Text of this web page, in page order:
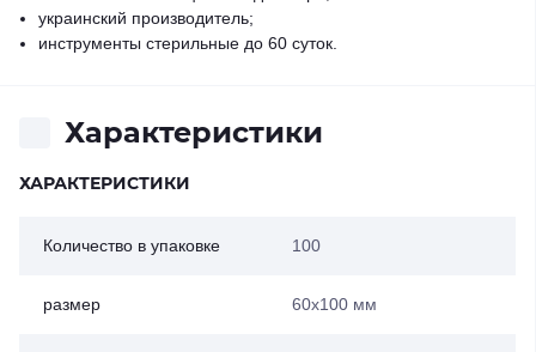
украинский производитель;
инструменты стерильные до 60 суток.
Характеристики
ХАРАКТЕРИСТИКИ
Количество в упаковке 100
размер 60х100 мм